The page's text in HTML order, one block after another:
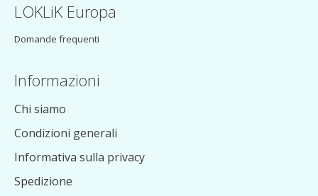
LOKLiK Europa
Domande frequenti
Informazioni
Chi siamo
Condizioni generali
Informativa sulla privacy
Spedizione